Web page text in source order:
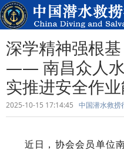
深学精神强根
—— 南昌众人
实推进安全作
2025-10-15 17:14:45 中国潜水救捞
近日，协会会员单位